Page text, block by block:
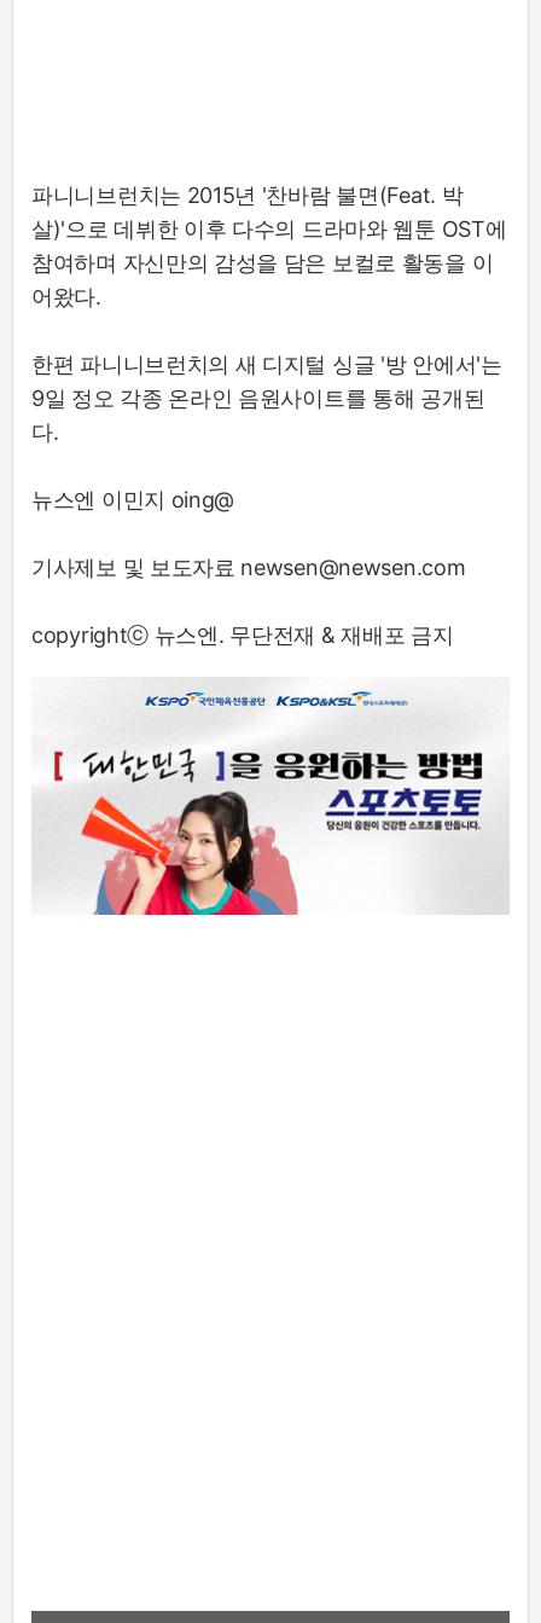
파니니브런치는 2015년 '찬바람 불면(Feat. 박
살)'으로 데뷔한 이후 다수의 드라마와 웹툰 OST에
참여하며 자신만의 감성을 담은 보컬로 활동을 이
어왔다.
한편 파니니브런치의 새 디지털 싱글 '방 안에서'는
9일 정오 각종 온라인 음원사이트를 통해 공개된
다.
뉴스엔 이민지 oing@
기사제보 및 보도자료 newsen@newsen.com
copyrightⓒ 뉴스엔. 무단전재 & 재배포 금지